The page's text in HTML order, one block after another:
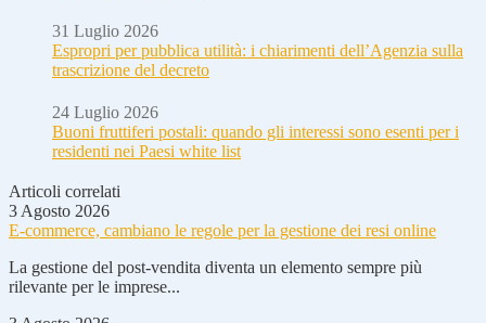
31 Luglio 2026
Espropri per pubblica utilità: i chiarimenti dell’Agenzia sulla
trascrizione del decreto
24 Luglio 2026
Buoni fruttiferi postali: quando gli interessi sono esenti per i
residenti nei Paesi white list
Articoli correlati
3 Agosto 2026
E-commerce, cambiano le regole per la gestione dei resi online
La gestione del post-vendita diventa un elemento sempre più
rilevante per le imprese...